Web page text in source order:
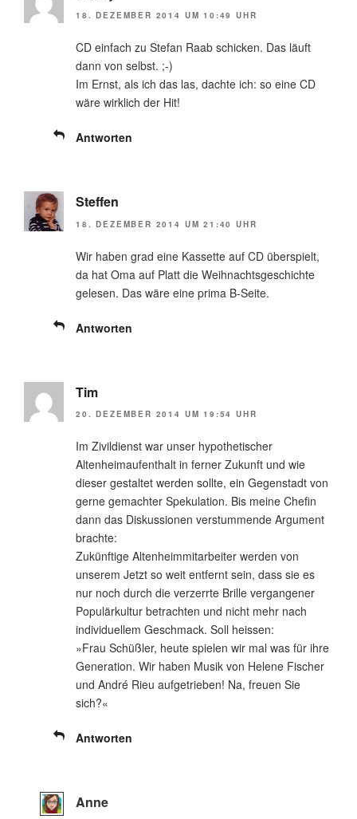
18. DEZEMBER 2014 UM 10:49 UHR
CD einfach zu Stefan Raab schicken. Das läuft
dann von selbst. ;-)
Im Ernst, als ich das las, dachte ich: so eine CD
wäre wirklich der Hit!
Antworten
Steffen
18. DEZEMBER 2014 UM 21:40 UHR
Wir haben grad eine Kassette auf CD überspielt,
da hat Oma auf Platt die Weihnachtsgeschichte
gelesen. Das wäre eine prima B-Seite.
Antworten
Tim
20. DEZEMBER 2014 UM 19:54 UHR
Im Zivildienst war unser hypothetischer
Altenheimaufenthalt in ferner Zukunft und wie
dieser gestaltet werden sollte, ein Gegenstadt von
gerne gemachter Spekulation. Bis meine Chefin
dann das Diskussionen verstummende Argument
brachte:
Zukünftige Altenheimmitarbeiter werden von
unserem Jetzt so weit entfernt sein, dass sie es
nur noch durch die verzerrte Brille vergangener
Populärkultur betrachten und nicht mehr nach
individuellem Geschmack. Soll heissen:
»Frau Schüßler, heute spielen wir mal was für ihre
Generation. Wir haben Musik von Helene Fischer
und André Rieu aufgetrieben! Na, freuen Sie
sich?«
Antworten
Anne